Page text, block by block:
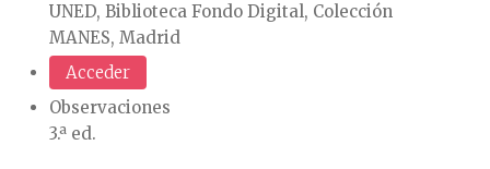
UNED, Biblioteca Fondo Digital, Colección
MANES, Madrid
Acceder
Observaciones
3.ª ed.